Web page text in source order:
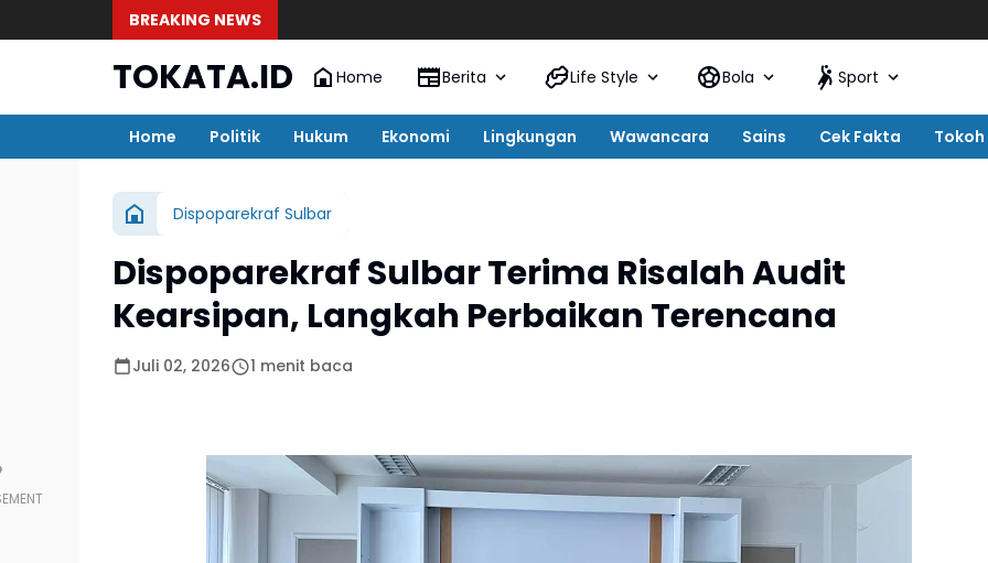
BREAKING NEWS
TOKATA.ID Home Berita Life Style Bola Sport
Home Politik Hukum Ekonomi Lingkungan Wawancara Sains Cek Fakta Tokoh
Dispoparekraf Sulbar
Dispoparekraf Sulbar Terima Risalah Audit
Kearsipan, Langkah Perbaikan Terencana
Juli 02, 2026 1 menit baca